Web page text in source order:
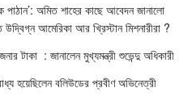
অমিত শাহের কাছে আবেদন জানালো
আমেরিকা আর খ্রিস্টান মিশনারীরা ?
টাকা : জানালেন মুখ্যমন্ত্রী শুভেন্দু অধিকারী
হয়েছিলেন বলিউডের প্রবীণ অভিনেত্রী